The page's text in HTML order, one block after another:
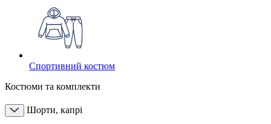
Спортивний костюм
Костюми та комплекти
Шорти, капрі